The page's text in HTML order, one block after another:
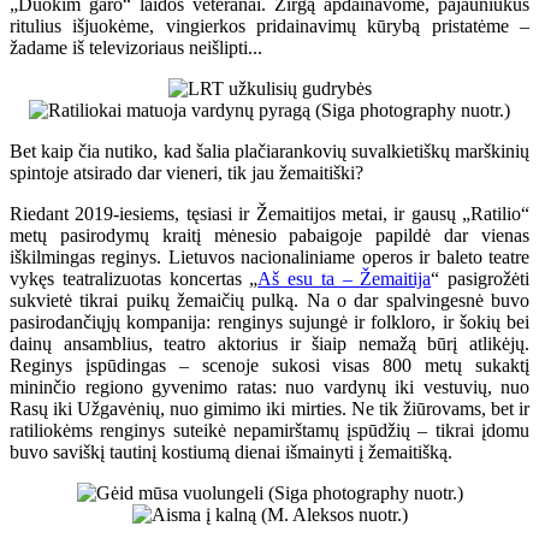
„Duokim garo“ laidos veteranai. Žirgą apdainavome, pajauniukus
ritulius išjuokėme, vingierkos pridainavimų kūrybą pristatėme –
žadame iš televizoriaus neišlipti...
Bet kaip čia nutiko, kad šalia plačiarankovių suvalkietiškų marškinių
spintoje atsirado dar vieneri, tik jau žemaitiški?
Riedant 2019-iesiems, tęsiasi ir Žemaitijos metai, ir gausų „Ratilio“
metų pasirodymų kraitį mėnesio pabaigoje papildė dar vienas
iškilmingas reginys. Lietuvos nacionaliniame operos ir baleto teatre
vykęs teatralizuotas koncertas „Aš esu ta – Žemaitija“ pasigrožėti
sukvietė tikrai puikų žemaičių pulką. Na o dar spalvingesnė buvo
pasirodančiųjų kompanija: renginys sujungė ir folkloro, ir šokių bei
dainų ansamblius, teatro aktorius ir šiaip nemažą būrį atlikėjų.
Reginys įspūdingas – scenoje sukosi visas 800 metų sukaktį
mininčio regiono gyvenimo ratas: nuo vardynų iki vestuvių, nuo
Rasų iki Užgavėnių, nuo gimimo iki mirties. Ne tik žiūrovams, bet ir
ratiliokėms renginys suteikė nepamirštamų įspūdžių – tikrai įdomu
buvo saviškį tautinį kostiumą dienai išmainyti į žemaitišką.